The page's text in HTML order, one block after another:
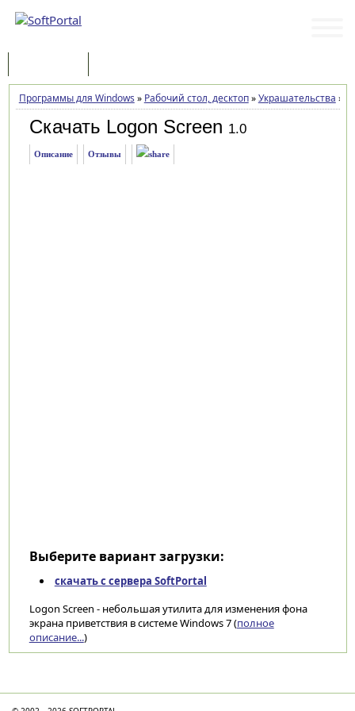
Программы для Windows » Рабочий стол, десктоп»Украшательства »
Скачать Logon Screen 1.0
Описание Отзывы
Выберите вариант загрузки:
скачать с сервера SoftPortal
Logon Screen - небольшая утилита для изменения фона
экрана приветствия в системе Windows 7 (полное
описание...)